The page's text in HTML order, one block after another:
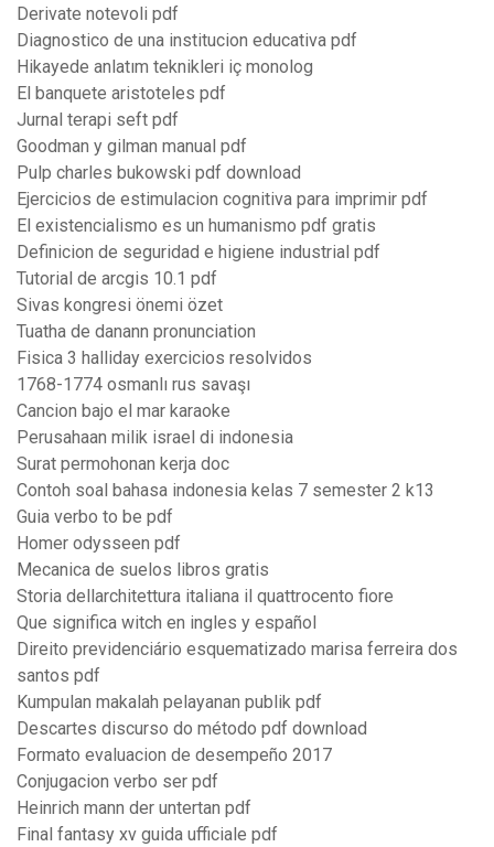
Derivate notevoli pdf
Diagnostico de una institucion educativa pdf
Hikayede anlatım teknikleri iç monolog
El banquete aristoteles pdf
Jurnal terapi seft pdf
Goodman y gilman manual pdf
Pulp charles bukowski pdf download
Ejercicios de estimulacion cognitiva para imprimir pdf
El existencialismo es un humanismo pdf gratis
Definicion de seguridad e higiene industrial pdf
Tutorial de arcgis 10.1 pdf
Sivas kongresi önemi özet
Tuatha de danann pronunciation
Fisica 3 halliday exercicios resolvidos
1768-1774 osmanlı rus savaşı
Cancion bajo el mar karaoke
Perusahaan milik israel di indonesia
Surat permohonan kerja doc
Contoh soal bahasa indonesia kelas 7 semester 2 k13
Guia verbo to be pdf
Homer odysseen pdf
Mecanica de suelos libros gratis
Storia dellarchitettura italiana il quattrocento fiore
Que significa witch en ingles y español
Direito previdenciário esquematizado marisa ferreira dos
santos pdf
Kumpulan makalah pelayanan publik pdf
Descartes discurso do método pdf download
Formato evaluacion de desempeño 2017
Conjugacion verbo ser pdf
Heinrich mann der untertan pdf
Final fantasy xv guida ufficiale pdf